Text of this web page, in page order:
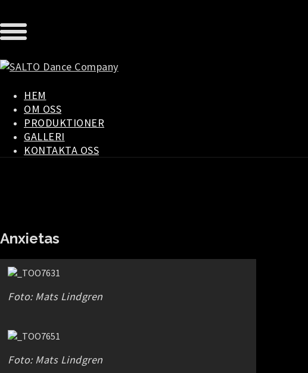
HEM
OM OSS
PRODUKTIONER
GALLERI
KONTAKTA OSS
Anxietas
Foto: Mats Lindgren
Foto: Mats Lindgren